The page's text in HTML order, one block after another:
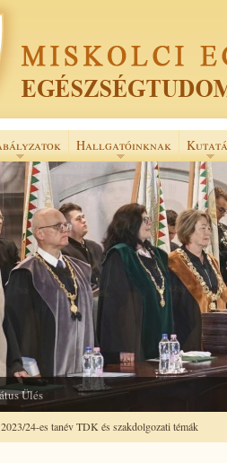
Hallgatóinknak
24-es tanév TDK és szakdolgozati témák